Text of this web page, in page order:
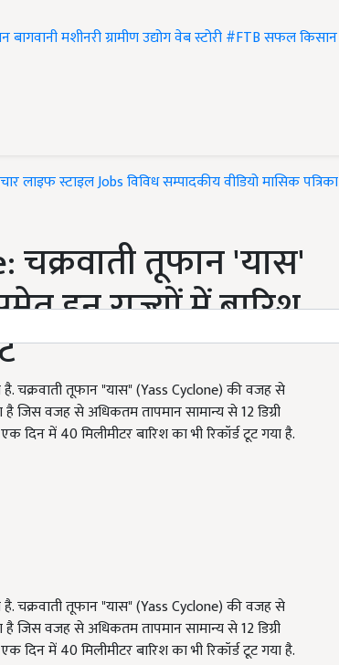
बागवानीमशीनरीग्रामीण उद्योगवेब स्टोरी#FTBसफल किसान
लाइफ स्टाइलJobsविविधसम्पादकीयवीडियोमासिक पत्रिका
तूफान 'यास'
इन राज्यों में बारिश
चक्रवाती तूफान "यास" (Yass Cyclone) की वजह से
है जिस वजह से अधिकतम तापमान सामान्य से 12 डिग्री
में 40 मिलीमीटर बारिश का भी रिकॉर्ड टूट गया है.
चक्रवाती तूफान "यास" (Yass Cyclone) की वजह से
है जिस वजह से अधिकतम तापमान सामान्य से 12 डिग्री
में 40 मिलीमीटर बारिश का भी रिकॉर्ड टूट गया है.